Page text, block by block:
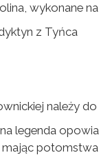
wykonane
z Tyńca
należy
legenda